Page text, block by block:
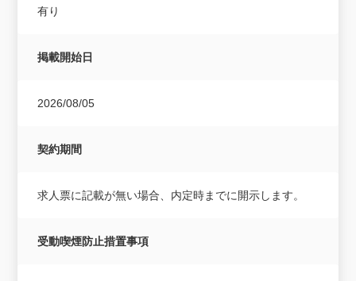
有り
掲載開始日
2026/08/05
契約期間
求人票に記載が無い場合、内定時までに開示します。
受動喫煙防止措置事項